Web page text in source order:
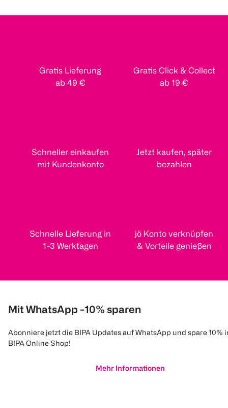
Gratis Lieferung
ab 49 €
Gratis Click & Collect
ab 19 €
Schneller einkaufen
mit Kundenkonto
Jetzt kaufen, später
bezahlen
Schnelle Lieferung in
1-3 Werktagen
jö Konto verknüpfen
& Vorteile genießen
Mit WhatsApp -10% sparen
Abonniere jetzt die BIPA Updates auf WhatsApp und spare 10%
BIPA Online Shop!
Mehr Informationen